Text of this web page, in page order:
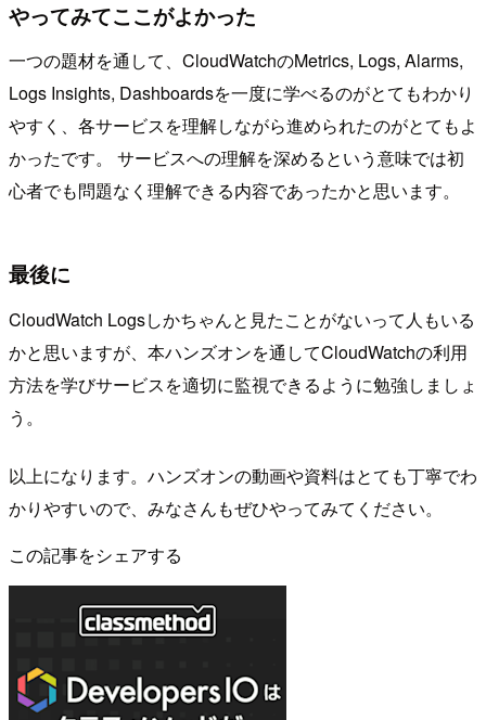
やってみてここがよかった
一つの題材を通して、CloudWatchのMetrics, Logs, Alarms,
Logs Insights, Dashboardsを一度に学べるのがとてもわかり
やすく、各サービスを理解しながら進められたのがとてもよ
かったです。 サービスへの理解を深めるという意味では初
心者でも問題なく理解できる内容であったかと思います。
最後に
CloudWatch Logsしかちゃんと見たことがないって人もいる
かと思いますが、本ハンズオンを通してCloudWatchの利用
方法を学びサービスを適切に監視できるように勉強しましょ
う。
以上になります。ハンズオンの動画や資料はとても丁寧でわ
かりやすいので、みなさんもぜひやってみてください。
この記事をシェアする